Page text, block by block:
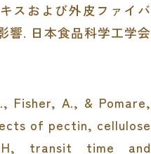
スおよび外皮ファイバ
響. 日本食品科学工学会
Fisher, A., & Pomare,
of pectin, cellulose
transit time and